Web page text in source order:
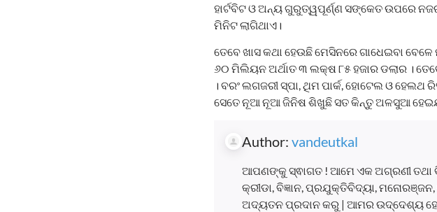
ହାର୍ଟବିଟ ଓ ଅନ୍ୟ ଗୁରୁତ୍ୱପୂର୍ଣ୍ଣ ସଙ୍କେତ ଉପରେ
ମିନିଟ ଲାଗିଥାଏ।
ତେବେ ଖାସ କଥା ହେଉଛି ମେସିନରେ ଗାଧେଇବା
୬୦ ମିଲିୟନ ଅର୍ଥାତ ୩ ଲକ୍ଷ ୮୫ ହଜାର ଡଲାର ।
। ବରଂ ଲଗଜରୀ ସ୍ପା, ଥିମ ପାର୍କ, ହୋଟେଲ ଓ
ସେତେ ନୂଆ ନୂଆ ଜିନିଷ ଶିଖୁଛି ସତ କିନ୍ତୁ ଅଳସୁଆ
Author: vandeutkal
ଆପଣଙ୍କୁ ସ୍ଵାଗତ ! ଆମେ ଏକ ଅଗ୍ରଣୀ
କ୍ରୀଡା, ବିଜ୍ଞାନ, ପ୍ରଯୁକ୍ତିବିଦ୍ୟା,
ଅଦ୍ୟତନ ପ୍ରଦାନ କରୁ | ଆମର ଉଦ୍ଦେଶ୍ୟ